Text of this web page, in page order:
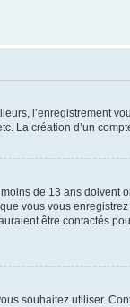
l’enregistrement
La création d’un
de 13 ans doivent
vous vous
être contactés
souhaitez utiliser.